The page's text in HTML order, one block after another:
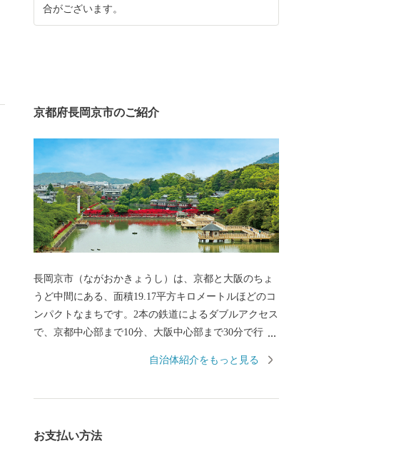
合がございます。
京都府長岡京市のご紹介
長岡京市（ながおかきょうし）は、京都と大阪のちょ
うど中間にある、面積19.17平方キロメートルほどのコ
ンパクトなまちです。2本の鉄道によるダブルアクセス
で、京都中心部まで10分、大阪中心部まで30分で行く
便利！ 多くの子育て世代に選ばれ続けるまちでもあ
がかつて置かれた地でもあり、また、戦国一の知将
自治体紹介をもっと見る
お支払い方法